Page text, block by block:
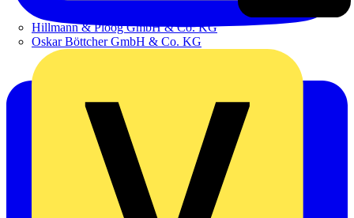
Hillmann & Ploog GmbH & Co. KG
Oskar Böttcher GmbH & Co. KG